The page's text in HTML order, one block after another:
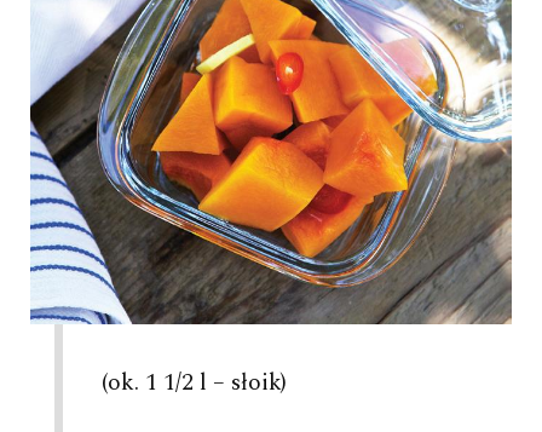
(ok. 1 1/2 l – słoik)